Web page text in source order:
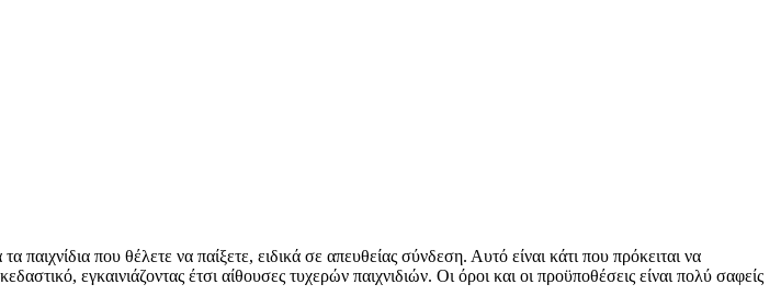
που θέλετε να παίξετε, ειδικά σε απευθείας σύνδεση. Αυτό είναι κάτι που πρόκειται να
εγκαινιάζοντας έτσι αίθουσες τυχερών παιχνιδιών. Οι όροι και οι προϋποθέσεις είναι πολύ σαφείς